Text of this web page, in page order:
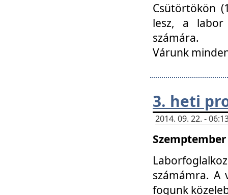
Csütörtökön
lesz, a labor
számára.
Várunk
3. heti
2014. 09. 22. -
számámra. A
fogunk